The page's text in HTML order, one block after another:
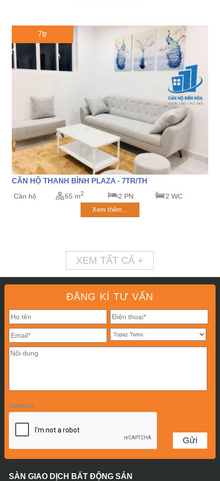
7tr
CĂN HỘ THANH BÌNH PLAZA - 7TR/TH
Căn hộ 65 m2 2 PN 2 WC
Xem thêm...
XEM TẤT CẢ +
ĐĂNG KÍ TƯ VẤN
Captcha
SÀN GIAO DỊCH BẤT ĐỘNG SẢN